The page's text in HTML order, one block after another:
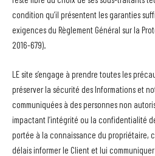
condition qu’il présentent les garanties
exigences du Règlement Général sur la
2016-679).
LE site s’engage à prendre toutes les
préserver la sécurité des Informations et
communiquées à des personnes non
impactant l’intégrité ou la confidentialité
portée à la connaissance du propriétaire,
délais informer le Client et lui